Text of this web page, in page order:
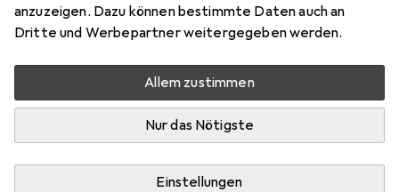
anzuzeigen. Dazu können bestimmte Daten auch an
Dritte und Werbepartner weitergegeben werden.
Allem zustimmen
Nur das Nötigste
Einstellungen
Bewertungen Marke
Zwischen Sa, 5.9. und Sa, 19.9. geliefert
Mehr als 10 Stück an Lager beim Lieferanten
Benachrichtigen, wenn schneller verfügbar